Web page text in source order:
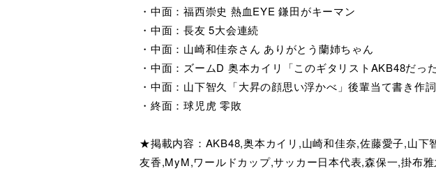
・中面：福西崇史 熱血EYE 鎌田がキーマン
・中面：長友 5大会連続
・中面：山崎和佳奈さん ありがとう蘭姉ちゃん
・中面：ズームD 奥本カイリ「このギタリストAKB48だっ
・中面：山下智久「大昇の顔思い浮かべ」後輩当て書き作
・終面：球児虎 零敗
★掲載内容：AKB48,奥本カイリ,山崎和佳奈,佐藤愛子,山
友香,MyM,ワールドカップ,サッカー日本代表,森保一,掛布雅